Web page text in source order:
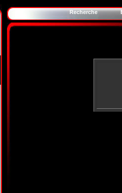
Recherche